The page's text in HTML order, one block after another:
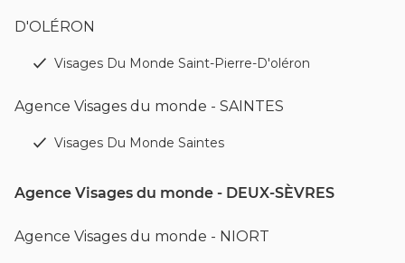
D'OLÉRON
Visages Du Monde Saint-Pierre-D'oléron
Agence Visages du monde - SAINTES
Visages Du Monde Saintes
Agence Visages du monde - DEUX-SÈVRES
Agence Visages du monde - NIORT